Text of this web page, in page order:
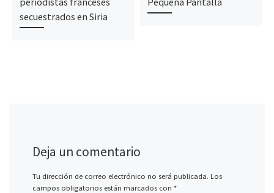
secuestrados en Siria
Deja un comentario
Tu dirección de correo electrónico no será publicada. Los
campos obligatorios están marcados con *